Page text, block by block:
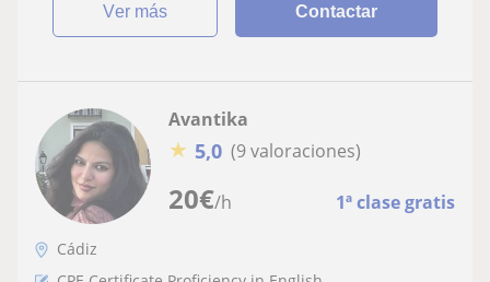
ver más Contactar
20€/h 1ª clase gratis
Avantika
★ 5,0 (9 valoraciones)
Cádiz